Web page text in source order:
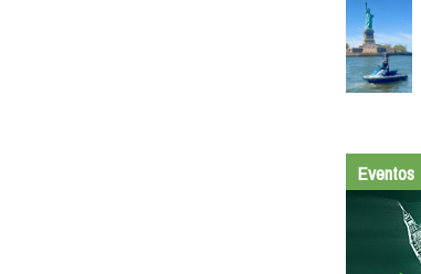
Eventos